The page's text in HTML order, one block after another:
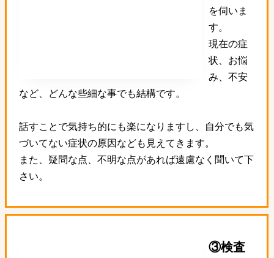
を伺いま
す。
現在の症
状、お悩
み、不安
など、どんな些細な事でも結構です。
話すことで気持ち的にも楽になりますし、自分でも気
づいてない症状の原因なども見えてきます。
また、疑問な点、不明な点があれば遠慮なく聞いて下
さい。
③検査